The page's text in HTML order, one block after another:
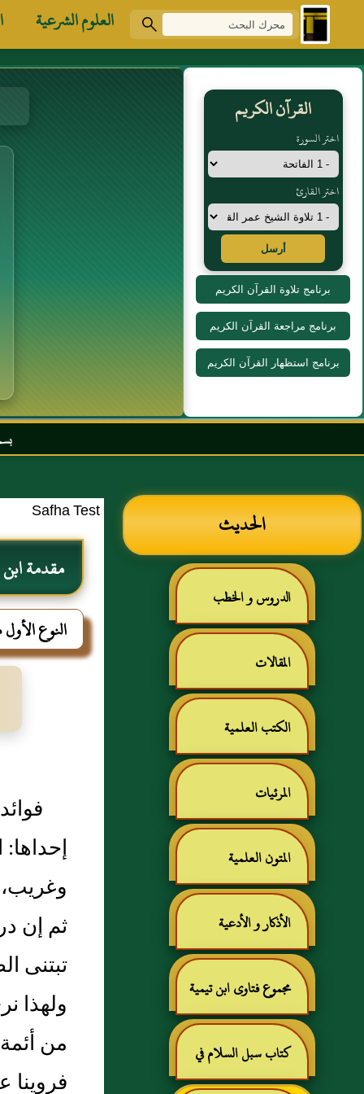
العلوم الشرعية
القرآن الكريم
اختر السورة
اختر القارئ
أرسل
برنامج تلاوة القرآن الكريم
برنامج مراجعة القرآن الكريم
برنامج استظهار القرآن الكريم
بسم الله الرحمن
الحديث
الدروس و الخطب
المقالات
الكتب العلمية
المرئيات
المتون العلمية
الأذكار و الأدعية
مجموع فتاوى ابن تيمية
كتاب سبل السلام في
Safha Test
مقدمة
النوع
ثم إن
تبتنى
ولهذا
من